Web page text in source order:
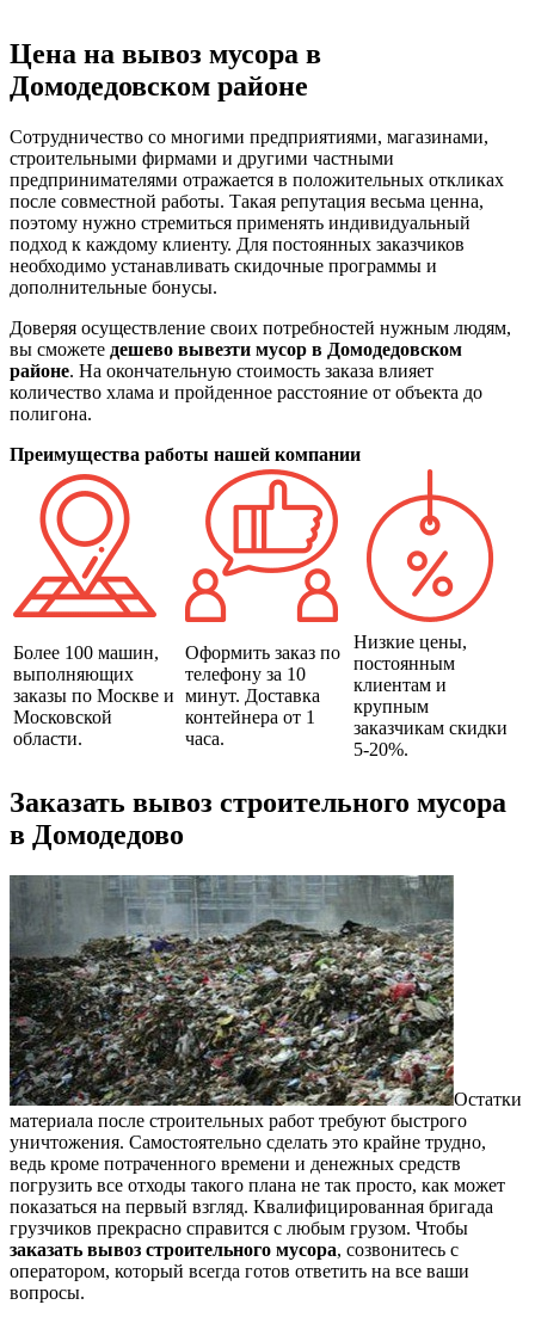
Цена на вывоз мусора в
Домодедовском районе
Сотрудничество со многими предприятиями, магазинами,
строительными фирмами и другими частными
предпринимателями отражается в положительных откликах
после совместной работы. Такая репутация весьма ценна,
поэтому нужно стремиться применять индивидуальный
подход к каждому клиенту. Для постоянных заказчиков
необходимо устанавливать скидочные программы и
дополнительные бонусы.
Доверяя осуществление своих потребностей нужным людям,
вы сможете дешево вывезти мусор в Домодедовском
районе. На окончательную стоимость заказа влияет
количество хлама и пройденное расстояние от объекта до
полигона.
Преимущества работы нашей компании
Более 100 машин,
выполняющих
заказы по Москве и
Московской
области.
Оформить заказ по
телефону за 10
минут. Доставка
контейнера от 1
часа.
Низкие цены,
постоянным
клиентам и
крупным
заказчикам скидки
5-20%.
Заказать вывоз строительного мусора
в Домодедово
Остатки
материала после строительных работ требуют быстрого
уничтожения. Самостоятельно сделать это крайне трудно,
ведь кроме потраченного времени и денежных средств
погрузить все отходы такого плана не так просто, как может
показаться на первый взгляд. Квалифицированная бригада
грузчиков прекрасно справится с любым грузом. Чтобы
заказать вывоз строительного мусора, созвонитесь с
оператором, который всегда готов ответить на все ваши
вопросы.